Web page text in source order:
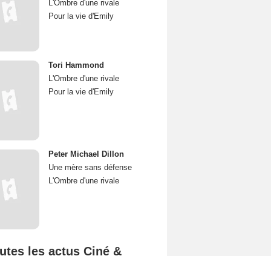
L'Ombre d'une rivale
Pour la vie d'Emily
Tori Hammond
L'Ombre d'une rivale
Pour la vie d'Emily
Peter Michael Dillon
Une mère sans défense
L'Ombre d'une rivale
les actus Ciné &